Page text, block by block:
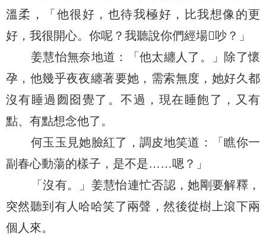
溫柔，「他很好，也待我極好，比我想像的更
好，我很開心。你呢？我聽說你們經場吵？」
姜慧怡無奈地道：「他太纏人了。」除了懷
孕，他幾乎夜夜纏著要她，需索無度，她好久都
沒有睡過囫囵覺了。不過，現在睡飽了，又有
點、有點想念他了。
何玉玉見她臉紅了，調皮地笑道：「瞧你一
副春心動蕩的樣子，是不是……嗯？」
「沒有。」姜慧怡連忙否認，她剛要解釋，
突然聽到有人哈哈笑了兩聲，然後從樹上滾下兩
個人來。